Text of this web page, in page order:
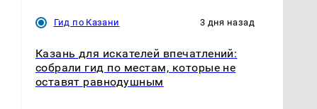
Гид по Казани 3 дня назад
Казань для искателей впечатлений:
собрали гид по местам, которые не
оставят равнодушным